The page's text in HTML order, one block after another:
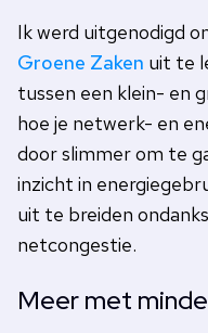
Ik werd uitgenodigd
Groene Zaken uit te
tussen een klein- en
hoe je netwerk- en
door slimmer om te
inzicht in
uit te breiden
netcongestie.
Meer met